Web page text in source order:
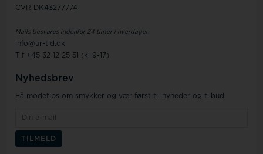
CVR DK43277774
Mails besvares indenfor 24 timer i hverdagen
info@ur-tid.dk
Tlf +45 32 12 25 51 (kl 9-17)
Nyhedsbrev
Få modetips om smykker og vær først til nyheder og tilbud